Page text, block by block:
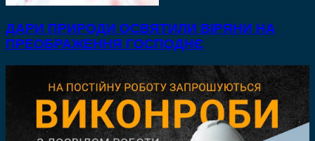
ДАРИ ПРИРОДИ ОСВЯТИЛИ ВІРЯНИ НА
ПРЕОБРАЖЕННЯ ГОСПОДНЄ